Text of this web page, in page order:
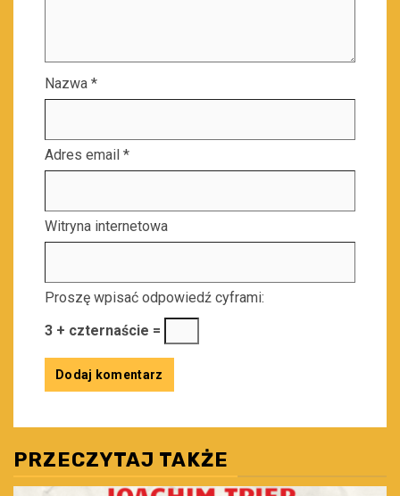
Nazwa *
Adres email *
Witryna internetowa
Proszę wpisać odpowiedź cyframi:
3 + czternaście =
PRZECZYTAJ TAKŻE